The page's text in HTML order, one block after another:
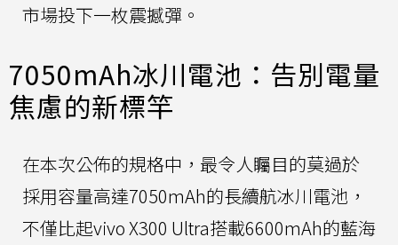
市場投下一枚震撼彈。
7050mAh冰川電池：告別電量
焦慮的新標竿
在本次公佈的規格中，最令人矚目的莫過於
採用容量高達7050mAh的長續航冰川電池，
不僅比起vivo X300 Ultra搭載6600mAh的藍海